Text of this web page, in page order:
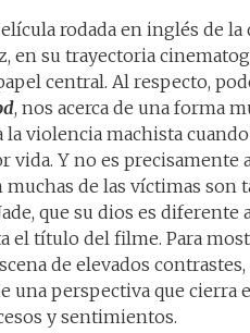
rodada en inglés de la
en su trayectoria
central. Al respecto,
, nos acerca de una forma
la violencia machista
vida. Y no es precisamente
muchas de las víctimas son
que su dios es diferente
el título del filme. Para
de elevados
una perspectiva que cierra
y sentimientos.